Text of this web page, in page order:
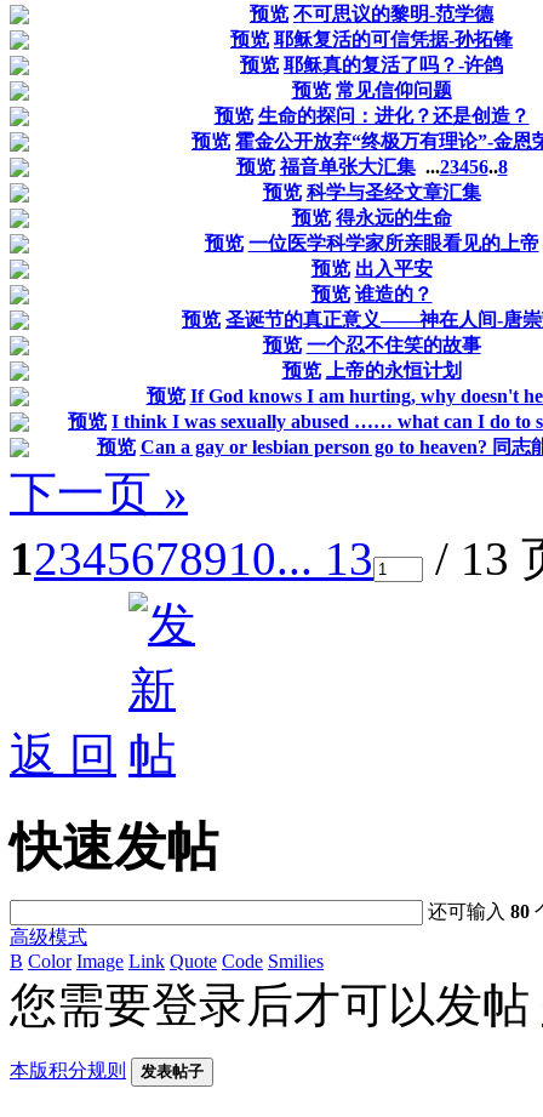
预览 不可思议的黎明-范学德
预览 耶稣复活的可信凭据-孙拓锋
预览 耶稣真的复活了吗？-许鸽
预览 常见信仰问题
预览 生命的探问：进化？还是创造？
预览 霍金公开放弃“终极万有理论”-金恩
预览 福音单张大汇集 ...23456..8
预览 科学与圣经文章汇集
预览 得永远的生命
预览 一位医学科学家所亲眼看见的上帝
预览 出入平安
预览 谁造的？
预览 圣诞节的真正意义——神在人间-唐
预览 一个忍不住笑的故事
预览
上帝的永恒计划
预览 If God knows I am hurting, why doesn't
预览 I think I was sexually abused …… what can I do to
预览 Can a gay or lesbian person go to heaven? 同志
下一页 »
12345678910... 13 / 13
返 回
快速发帖
还可输入80
高级模式
B Color Image Link Quote Code Smilies
您需要登录后才可以发帖
本版积分规则 发表帖子